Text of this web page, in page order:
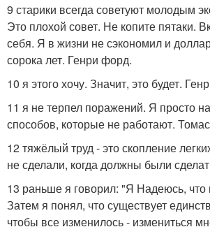
9 старики всегда советуют молодым
Это плохой совет. Не копите пятаки.
себя. Я в жизни не сэкономил и
сорока лет. Генри форд.
10 я этого хочу. Значит, это будет.
11 я не терпел поражений. Я просто
способов, которые не работают.
12 тяжёлый труд - это скопление
не сделали, когда должны были
13 раньше я говорил: "Я Надеюсь, что
Затем я понял, что существует
чтобы все изменилось - измениться